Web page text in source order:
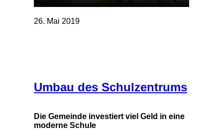
26. Mai 2019
Umbau des Schulzentrums
Die Gemeinde investiert viel Geld in eine
moderne Schule